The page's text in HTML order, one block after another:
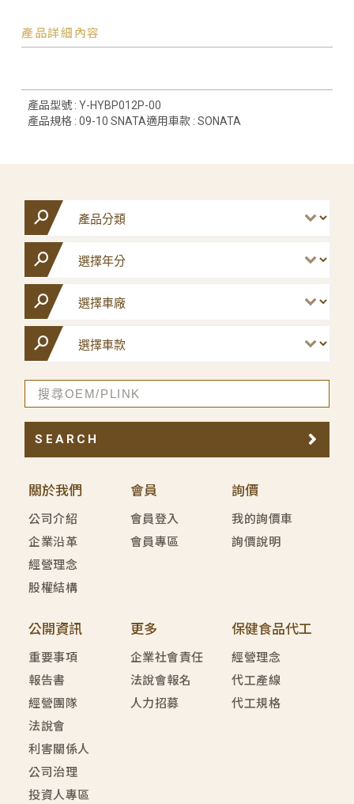
產品詳細內容
產品型號 : Y-HYBP012P-00
產品規格 : 09-10 SNATA適用車款 : SONATA
關於我們
公司介紹
企業沿革
經營理念
股權結構
會員
會員登入
會員專區
詢價
我的詢價車
詢價說明
公開資訊
重要事項
報告書
經營團隊
法說會
利害關係人
公司治理
投資人專區
更多
企業社會責任
法說會報名
人力招募
保健食品代工
經營理念
代工產線
代工規格
SEARCH